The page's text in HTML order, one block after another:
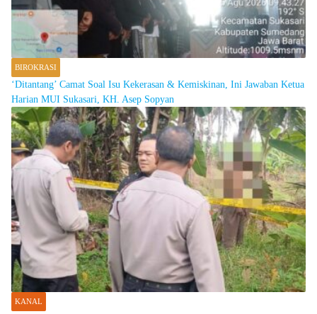
BIROKRASI
‘Ditantang’ Camat Soal Isu Kekerasan & Kemiskinan, Ini Jawaban Ketua
Harian MUI Sukasari, KH. Asep Sopyan
KANAL